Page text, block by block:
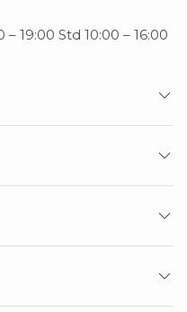
19:00 Std 10:00 – 16:00